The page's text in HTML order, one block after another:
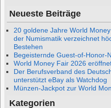
Neueste Beiträge
20 goldene Jahre World
der Numismatik verzeichnet
Bestehen
Begeisternde Guest-of-Honor-
World Money Fair 2026
Der Berufsverband des
unterstützt eBay als Watchdog
Münzen-Jackpot zur World
Kategorien